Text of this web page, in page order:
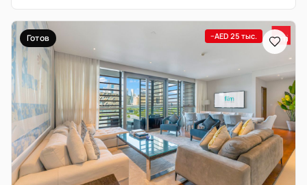
Готов −AED 25 тыс.